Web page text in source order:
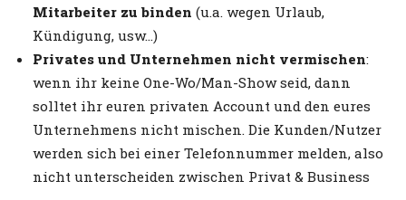
Mitarbeiter zu binden (u.a. wegen Urlaub,
Kündigung, usw…)
Privates und Unternehmen nicht vermischen:
wenn ihr keine One-Wo/Man-Show seid, dann
solltet ihr euren privaten Account und den eures
Unternehmens nicht mischen. Die Kunden/Nutzer
werden sich bei einer Telefonnummer melden, also
nicht unterscheiden zwischen Privat & Business